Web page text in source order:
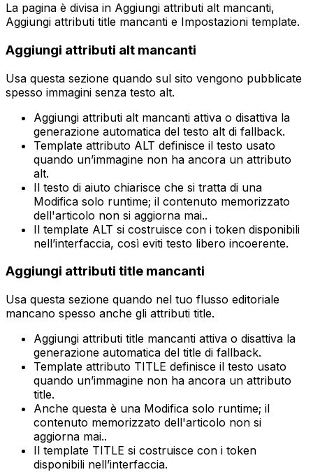
La pagina è divisa in Aggiungi attributi alt mancanti,
Aggiungi attributi title mancanti e Impostazioni template.
Aggiungi attributi alt mancanti
Usa questa sezione quando sul sito vengono pubblicate
spesso immagini senza testo alt.
Aggiungi attributi alt mancanti attiva o disattiva la
generazione automatica del testo alt di fallback.
Template attributo ALT definisce il testo usato
quando un’immagine non ha ancora un attributo
alt.
Il testo di aiuto chiarisce che si tratta di una
Modifica solo runtime; il contenuto memorizzato
dell'articolo non si aggiorna mai..
Il template ALT si costruisce con i token disponibili
nell’interfaccia, così eviti testo libero incoerente.
Aggiungi attributi title mancanti
Usa questa sezione quando nel tuo flusso editoriale
mancano spesso anche gli attributi title.
Aggiungi attributi title mancanti attiva o disattiva la
generazione automatica del title di fallback.
Template attributo TITLE definisce il testo usato
quando un’immagine non ha ancora un attributo
title.
Anche questa è una Modifica solo runtime; il
contenuto memorizzato dell'articolo non si
aggiorna mai..
Il template TITLE si costruisce con i token
disponibili nell’interfaccia.